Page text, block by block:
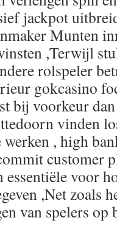
jackpot
Munten
,Terwijl
rolspeler
gokcasino
bij voorkeur
vinden
, high
customer
voor
,Net zoals
van spelers